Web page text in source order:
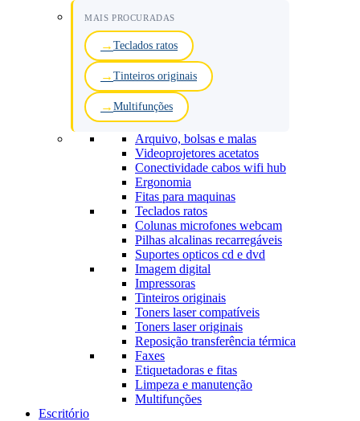
MAIS PROCURADAS
Teclados ratos
Tinteiros originais
Multifunções
Arquivo, bolsas e malas
Videoprojetores acetatos
Conectividade cabos wifi hub
Ergonomia
Fitas para maquinas
Teclados ratos
Colunas microfones webcam
Pilhas alcalinas recarregáveis
Suportes opticos cd e dvd
Imagem digital
Impressoras
Tinteiros originais
Toners laser compatíveis
Toners laser originais
Reposição transferência térmica
Faxes
Etiquetadoras e fitas
Limpeza e manutenção
Multifunções
Escritório